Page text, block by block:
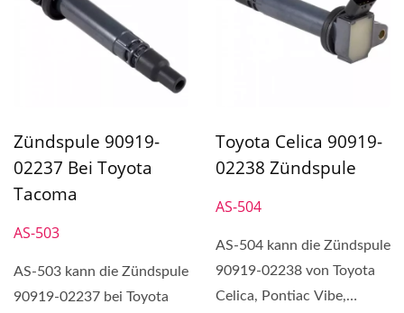
Zündspule 90919-
02237 Bei Toyota
Tacoma
AS-503
AS-503 kann die Zündspule
90919-02237 bei Toyota
Toyota Celica 90919-
02238 Zündspule
AS-504
AS-504 kann die Zündspule
90919-02238 von Toyota
Celica, Pontiac Vibe,